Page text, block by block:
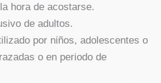
hora de acostarse.
de adultos.
por niños, adolescentes o
o en periodo de